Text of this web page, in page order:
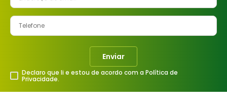
Enviar
Declaro que li e estou de acordo com a Política de
Privacidade.